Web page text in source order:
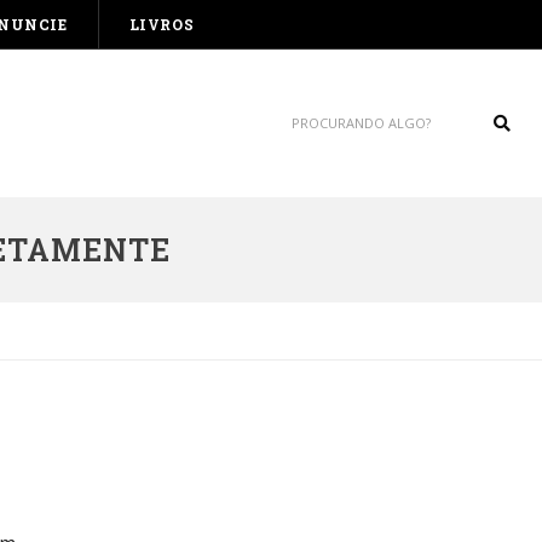
LIVROS